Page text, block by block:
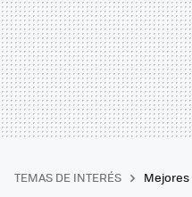
TEMAS DE INTERÉS